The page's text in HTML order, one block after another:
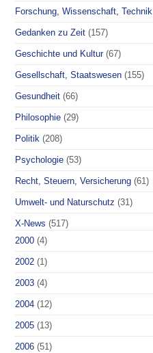
Forschung, Wissenschaft, Technik
Gedanken zu Zeit (157)
Geschichte und Kultur (67)
Gesellschaft, Staatswesen (155)
Gesundheit (66)
Philosophie (29)
Politik (208)
Psychologie (53)
Recht, Steuern, Versicherung (61)
Umwelt- und Naturschutz (31)
X-News (517)
2000 (4)
2002 (1)
2003 (4)
2004 (12)
2005 (13)
2006 (51)